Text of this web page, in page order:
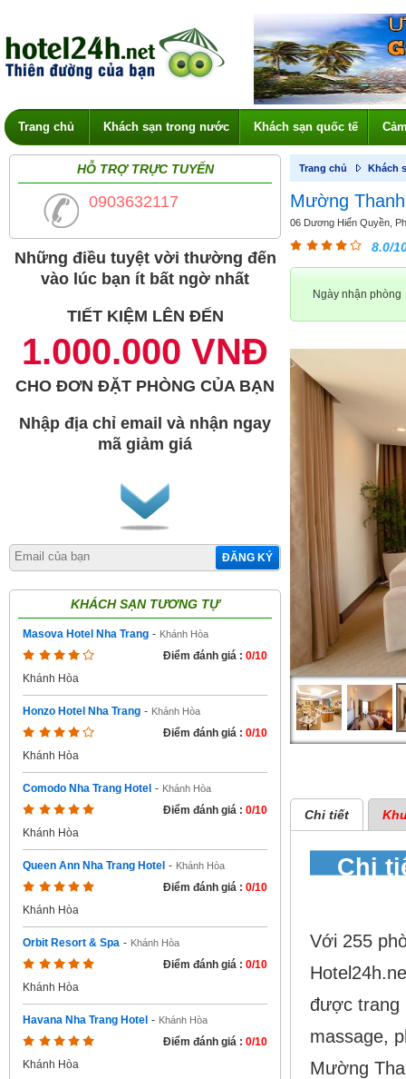
Trang chủ Khách sạn trong nước Khách sạn quốc tế
HỖ TRỢ TRỰC TUYẾN
0903632117
Những điều tuyệt vời thường đến
vào lúc bạn ít bất ngờ nhất
TIẾT KIỆM LÊN ĐẾN
1.000.000 VNĐ
CHO ĐƠN ĐẶT PHÒNG CỦA BẠN
Nhập địa chỉ email và nhận ngay
mã giảm giá
ĐĂNG KÝ
KHÁCH SẠN TƯƠNG TỰ
Masova Hotel Nha Trang - Khánh Hòa
Điểm đánh giá : 0/10
Khánh Hòa
Honzo Hotel Nha Trang - Khánh Hòa
Điểm đánh giá : 0/10
Khánh Hòa
Comodo Nha Trang Hotel - Khánh Hòa
Điểm đánh giá : 0/10
Khánh Hòa
Queen Ann Nha Trang Hotel - Khánh Hòa
Điểm đánh giá : 0/10
Khánh Hòa
Orbit Resort & Spa - Khánh Hòa
Điểm đánh giá : 0/10
Khánh Hòa
Havana Nha Trang Hotel - Khánh Hòa
Điểm đánh giá : 0/10
Khánh Hòa
Trang chủ Khách
Mường
06 Dương Hiến Quyền,
8.0/
Ngày nhận phòng
Chi tiết
Chi
Với 255
được trang
massage,
Mường